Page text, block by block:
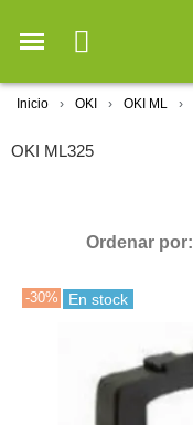
Inicio OKI OKI ML
OKI ML325
Ordenar por:
-30% En stock